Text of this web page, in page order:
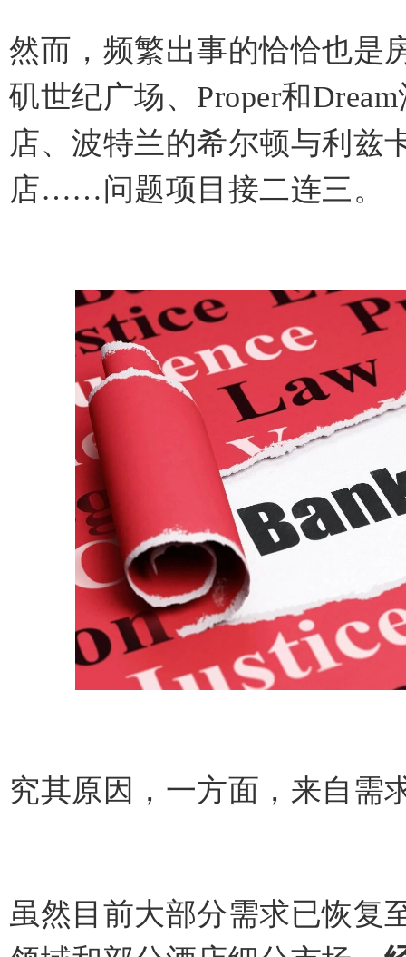
然而，频繁出事的恰恰也是
矶世纪广场、Proper和
店、波特兰的希尔顿与利兹
店……问题项目接二连三。
究其原因，一方面，来自需
虽然目前大部分需求已恢复